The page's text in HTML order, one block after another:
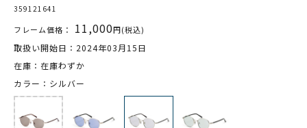
359121641
フレーム価格： 11,000円(税込)
取扱い開始日：2024年03月15日
在庫：在庫わずか
カラー：シルバー